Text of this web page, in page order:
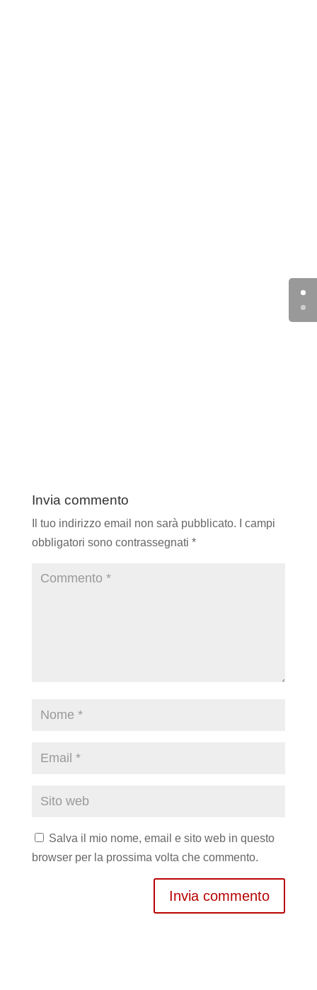
Invia commento
Il tuo indirizzo email non sarà pubblicato.
I campi
obbligatori sono contrassegnati *
Salva il mio nome, email e sito web in questo
browser per la prossima volta che commento.